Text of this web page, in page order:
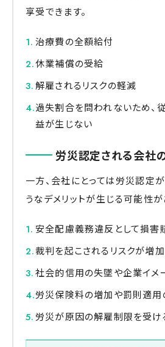
享受できます。
治療費の全額給付
休業補償の受給
解雇されるリスクの軽減
過失割合を問われないため、
益が生じない
労災認定される会社
一方、会社にとっては労災認定
うなデメリットが生じる可能性が
安全配慮義務違反として損害
裁判を起こされるリスクが増
社会的信用の失墜や企業イメ
労災保険料の増加や罰則適用
労災が原因の解雇制限を受け